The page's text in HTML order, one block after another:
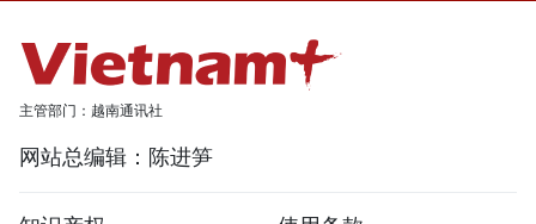
主管部门：越南通讯社
网站总编辑：陈进笋